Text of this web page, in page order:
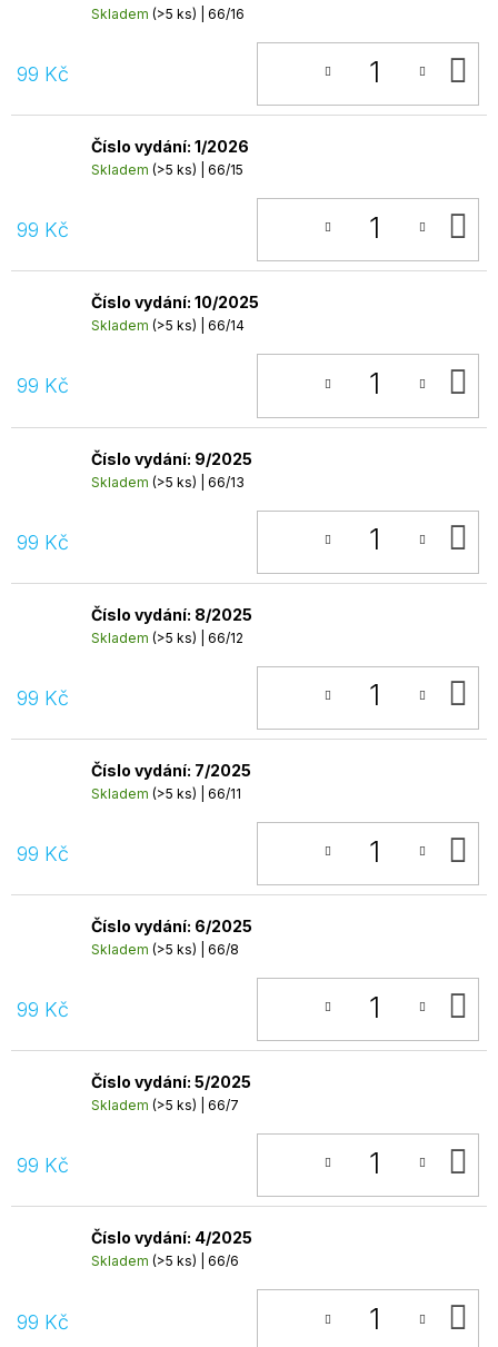
Skladem (>5 ks) | 66/16
99 Kč
Číslo vydání: 1/2026
Skladem (>5 ks) | 66/15
99 Kč
Číslo vydání: 10/2025
Skladem (>5 ks) | 66/14
99 Kč
Číslo vydání: 9/2025
Skladem (>5 ks) | 66/13
99 Kč
Číslo vydání: 8/2025
Skladem (>5 ks) | 66/12
99 Kč
Číslo vydání: 7/2025
Skladem (>5 ks) | 66/11
99 Kč
Číslo vydání: 6/2025
Skladem (>5 ks) | 66/8
99 Kč
Číslo vydání: 5/2025
Skladem (>5 ks) | 66/7
99 Kč
Číslo vydání: 4/2025
Skladem (>5 ks) | 66/6
99 Kč